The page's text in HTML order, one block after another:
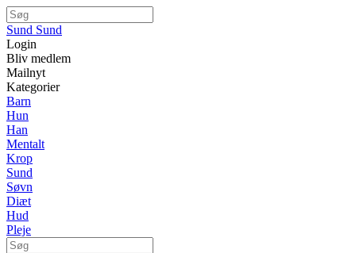
Sund Sund
Login
Bliv medlem
Mailnyt
Kategorier
Barn
Hun
Han
Mentalt
Krop
Sund
Søvn
Diæt
Hud
Pleje